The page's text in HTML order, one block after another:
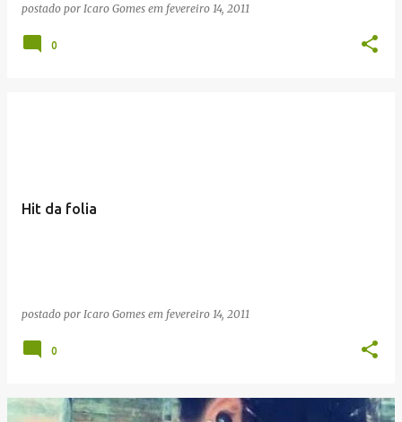
postado por Icaro Gomes em fevereiro 14, 2011
0
Hit da folia
postado por Icaro Gomes em fevereiro 14, 2011
0